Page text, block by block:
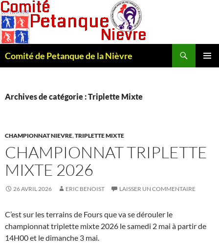
Comité de Petanque de la Nièvre
Archives de catégorie : Triplette Mixte
CHAMPIONNAT NIEVRE,TRIPLETTE MIXTE
CHAMPIONNAT TRIPLETTE
MIXTE 2026
26 AVRIL 2026 ERIC BENOIST LAISSER UN COMMENTAIRE
C’est sur les terrains de Fours que va se dérouler le
championnat triplette mixte 2026 le samedi 2 mai à partir de
14H00 et le dimanche 3 mai.